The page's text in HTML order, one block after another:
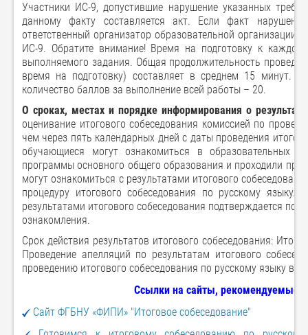
Участники ИС-9, допустившие нарушение указанных
данному факту составляется акт. Если факт
ответственный организатор образовательной
ИС-9. Обратите внимание! Время на подготовку к
выполняемого задания. Общая продолжительность
время на подготовку) составляет в среднем 15 минут.
количество баллов за выполнение всей работы – 20.
О сроках, местах и порядке информирования о
оценивание итогового собеседования комиссией по
чем через пять календарных дней с даты проведения
обучающиеся могут ознакомиться в образовательных
программы основного общего образования и проходили
могут ознакомиться с результатами итогового
процедуру итогового собеседования по русскому языку.
результатами итогового собеседования подтверждается
ознакомления.
Срок действия результатов итогового собеседования:
Проведение апелляций по результатам итогового
проведению итогового собеседования по русскому языку в
Ссылки на сайты, рекомендуемые
Сайт ФГБНУ «ФИПИ» "Итоговое собеседование"